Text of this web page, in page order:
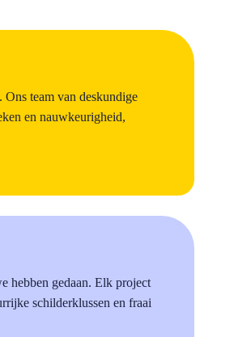
team van deskundige
en nauwkeurigheid,
hebben gedaan. Elk project
schilderklussen en fraai